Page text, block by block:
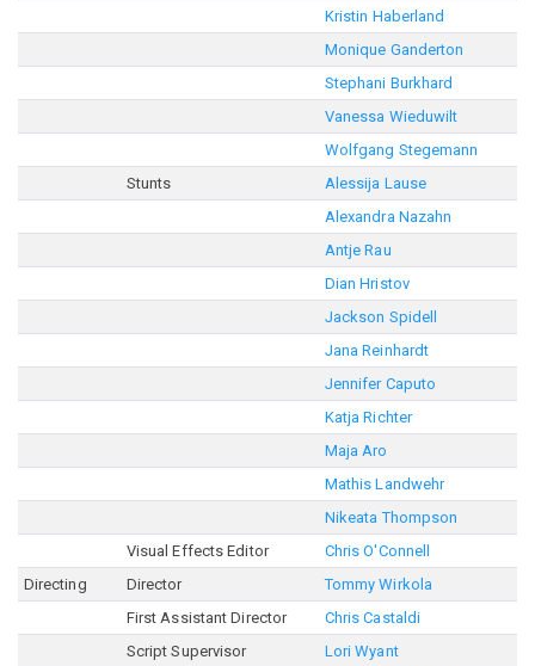
Kristin Haberland
Monique Ganderton
Stephani Burkhard
Vanessa Wieduwilt
Wolfgang Stegemann
Stunts
Alessija Lause
Alexandra Nazahn
Antje Rau
Dian Hristov
Jackson Spidell
Jana Reinhardt
Jennifer Caputo
Katja Richter
Maja Aro
Mathis Landwehr
Nikeata Thompson
Visual Effects Editor
Chris O'Connell
Directing
Director
Tommy Wirkola
First Assistant Director
Chris Castaldi
Script Supervisor
Lori Wyant